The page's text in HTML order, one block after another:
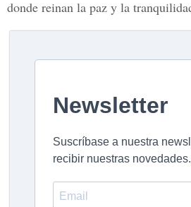
donde reinan la paz y la